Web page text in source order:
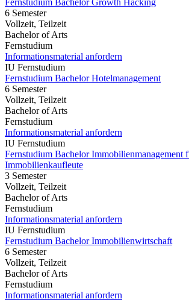
Fernstudium Bachelor Growth Hacking
6 Semester
Vollzeit, Teilzeit
Bachelor of Arts
Fernstudium
Informationsmaterial anfordern
IU Fernstudium
Fernstudium Bachelor Hotelmanagement
6 Semester
Vollzeit, Teilzeit
Bachelor of Arts
Fernstudium
Informationsmaterial anfordern
IU Fernstudium
Fernstudium Bachelor Immobilienmanagement
Immobilienkaufleute
3 Semester
Vollzeit, Teilzeit
Bachelor of Arts
Fernstudium
Informationsmaterial anfordern
IU Fernstudium
Fernstudium Bachelor Immobilienwirtschaft
6 Semester
Vollzeit, Teilzeit
Bachelor of Arts
Fernstudium
Informationsmaterial anfordern